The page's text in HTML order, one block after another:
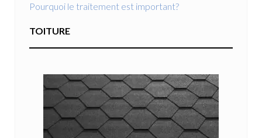
Pourquoi le traitement est important?
TOITURE